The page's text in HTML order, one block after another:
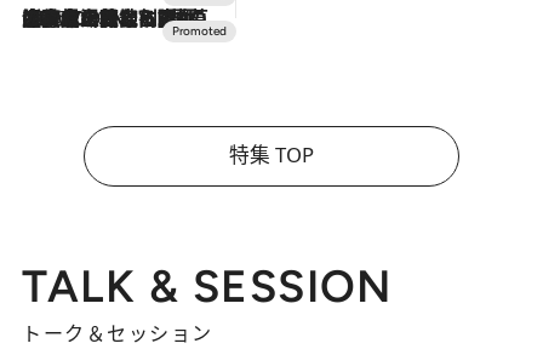
2026.7.10
NEW OPEN！【界 草津】名湯の地に誕生。趣の異なる2種の温泉と上州ならではの会席・蕎麦割烹など美食を味わう究極の癒やし旅
特集 TOP
TALK & SESSION
トーク＆セッション